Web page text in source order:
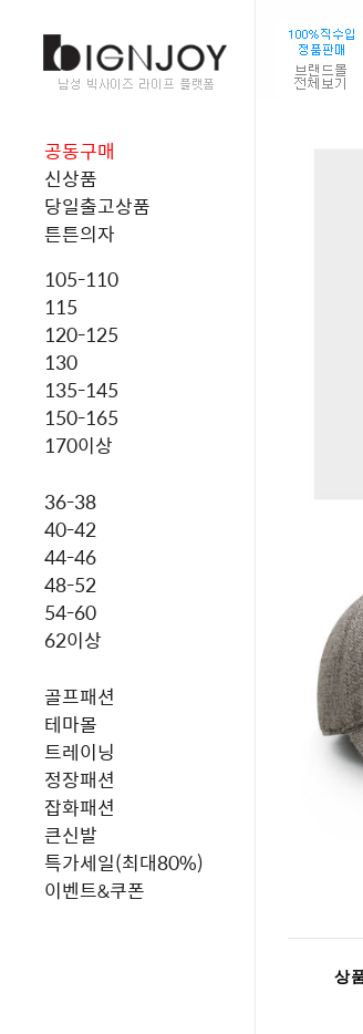
공동구매
신상품
당일출고상품
튼튼의자
105-110
115
120-125
130
135-145
150-165
170이상
36-38
40-42
44-46
48-52
54-60
62이상
골프패션
테마몰
트레이닝
정장패션
잡화패션
큰신발
특가세일(최대80%)
이벤트&쿠폰
상